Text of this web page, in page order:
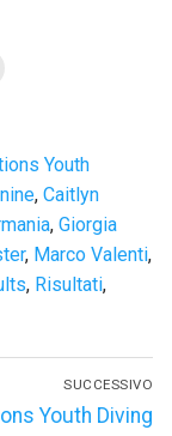
Youth
, Caitlyn
, Giorgia
, Marco Valenti,
, Risultati,
SUCCESSIVO
Youth Diving